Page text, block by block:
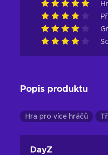
Popis produktu
Hra pro více hráčů
DayZ